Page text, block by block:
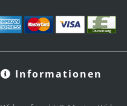
Informationen